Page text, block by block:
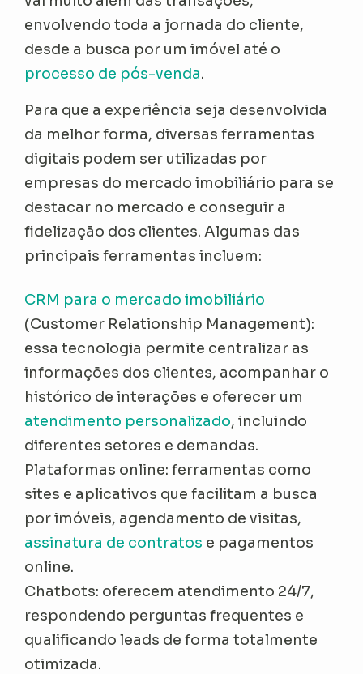
envolvendo toda a jornada do cliente,
desde a busca por um imóvel até o
processo de pós-venda.
Para que a experiência seja desenvolvida
da melhor forma, diversas ferramentas
digitais podem ser utilizadas por
empresas do mercado imobiliário para se
destacar no mercado e conseguir a
fidelização dos clientes. Algumas das
principais ferramentas incluem:
CRM para o mercado imobiliário
(Customer Relationship Management):
essa tecnologia permite centralizar as
informações dos clientes, acompanhar o
histórico de interações e oferecer um
atendimento personalizado, incluindo
diferentes setores e demandas.
Plataformas online: ferramentas como
sites e aplicativos que facilitam a busca
por imóveis, agendamento de visitas,
assinatura de contratos e pagamentos
online.
Chatbots: oferecem atendimento 24/7,
respondendo perguntas frequentes e
qualificando leads de forma totalmente
otimizada.